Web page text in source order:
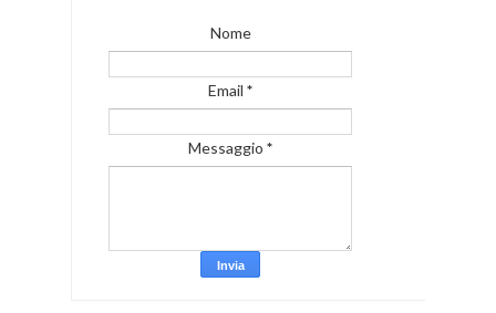
Nome
Email *
Messaggio *